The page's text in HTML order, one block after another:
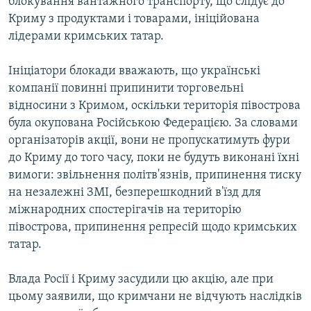
Криму з продуктами і товарами, ініційована
лідерами кримських татар.
Ініціатори блокади вважають, що українські
компанії повинні припинити торговельні
відносини з Кримом, оскільки територія півострова
була окупована Російською Федерацією. За словами
організаторів акції, вони не пропускатимуть фури
до Криму до того часу, поки не будуть виконані їхні
вимоги: звільнення політв'язнів, припинення тиску
на незалежні ЗМІ, безперешкодний в'їзд для
міжнародних спостерігачів на територію
півострова, припинення репресій щодо кримських
татар.
Влада Росії і Криму засудили цю акцію, але при
цьому заявили, що кримчани не відчують наслідків